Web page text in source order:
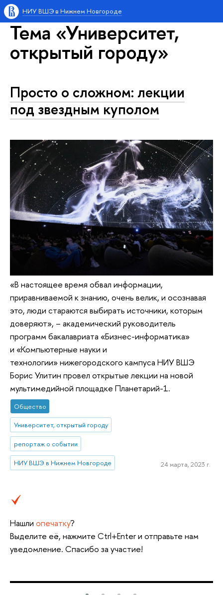
НИУ ВШЭ в Нижнем Новгороде
Тема «Университет,
открытый городу»
Просто о сложном: лекции
под звездным куполом
«В настоящее время обвал информации,
приравниваемой к знанию, очень велик, и осознавая
это, люди стараются выбирать источники, которым
доверяют», – академический руководитель
программ бакалавриата «Бизнес-информатика»
и «Компьютерные науки и
технологии» нижегородского кампуса НИУ ВШЭ
Борис Улитин провел открытые лекции на новой
мультимедийной площадке Планетарий-1.
Общество
Университет, открытый городу
репортаж о событии
НИУ ВШЭ в Нижнем Новгороде 24 марта, 2023 г.
Нашли опечатку?
Выделите её, нажмите Ctrl+Enter и отправьте нам
уведомление. Спасибо за участие!